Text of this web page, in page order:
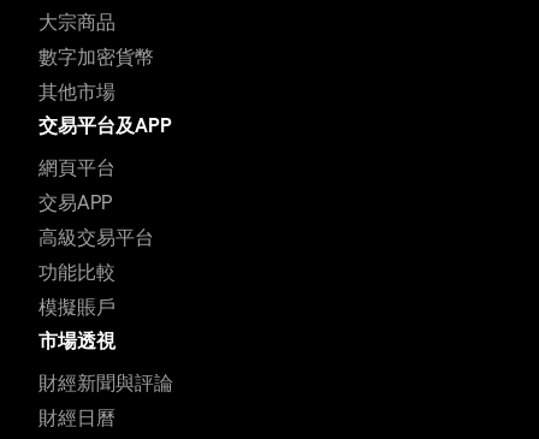
大宗商品
數字加密貨幣
其他市場
交易平台及APP
網頁平台
交易APP
高級交易平台
功能比較
模擬賬戶
市場透視
財經新聞與評論
財經日曆